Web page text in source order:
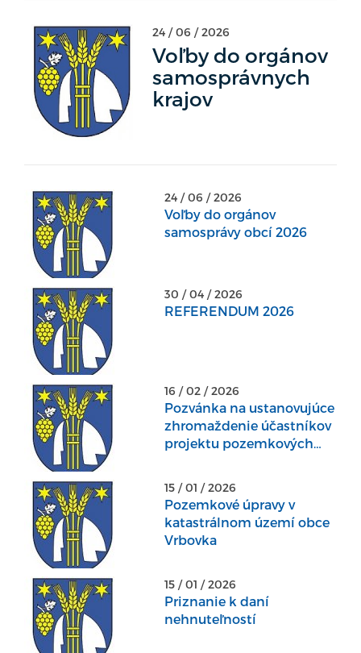
24 / 06 / 2026
Voľby do orgánov
samosprávnych
krajov
24 / 06 / 2026
Voľby do orgánov
samosprávy obcí 2026
30 / 04 / 2026
REFERENDUM 2026
16 / 02 / 2026
Pozvánka na ustanovujúce
zhromaždenie účastníkov
projektu pozemkových
15 / 01 / 2026
Pozemkové úpravy v
katastrálnom území obce
Vrbovka
15 / 01 / 2026
Priznanie k daní
nehnuteľností